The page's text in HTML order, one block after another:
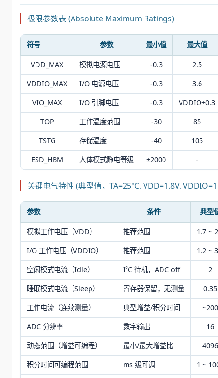
极限参数表 (Absolute Maximum Ratings)
符号 参数 最小值 最大值
VDD_MAX 模拟电源电压 -0.3 2.5
VDDIO_MAX I/O 电源电压 -0.3 3.6
VIO_MAX I/O 引脚电压 -0.3 VDDIO+0.3
TOP 工作温度范围 -30 85
TSTG 存储温度 -40 105
ESD_HBM 人体模式静电等级 ±2000 -
关键电气特性 (典型值，TA=25℃, VDD=1.8V,
参数 条件 典型
模拟工作电压（VDD） 推荐范围 1.7 ~
I/O 工作电压（VDDIO） 推荐范围 1.2 ~
空闲模式电流（Idle） I²C 待机，ADC off 2
睡眠模式电流（Sleep） 寄存器保留，无测量 0.35
工作电流（连续测量） 典型增益/积分时间 ~200
ADC 分辨率 数字输出 16
动态范围（增益可编程） 最小/最大增益比 4096
积分时间可编程范围 ms 级可调 1 ~